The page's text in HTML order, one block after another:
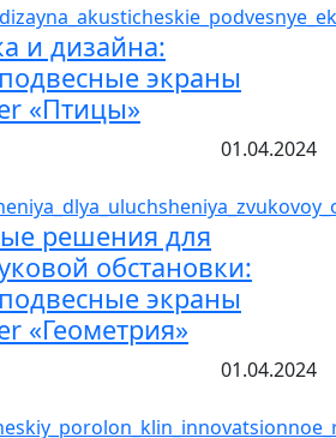
и дизайна:
экраны
«Птицы»
01.04.2024
решения для
обстановки:
экраны
«Геометрия»
01.04.2024